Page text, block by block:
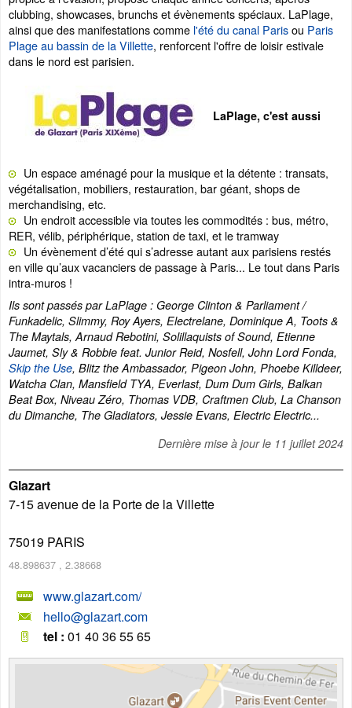
clubbing, showcases, brunchs et évènements spéciaux. LaPlage,
ainsi que des manifestations comme l'été du canal Parisou Paris
Plage au bassin de la Villette, renforcent l'offre de loisir estivale
dans le nord est parisien.
LaPlage, c'est aussi
Un espace aménagé pour la musique et la détente : transats,
végétalisation, mobiliers, restauration, bar géant, shops de
merchandising, etc.
Un endroit accessible via toutes les commodités : bus, métro,
RER, vélib, périphérique, station de taxi, et le tramway
Un évènement d’été qui s’adresse autant aux parisiens restés
en ville qu’aux vacanciers de passage à Paris... Le tout dans Paris
intra-muros !
Ils sont passés par LaPlage : George Clinton & Parliament /
Funkadelic, Slimmy, Roy Ayers, Electrelane, Dominique A, Toots &
The Maytals, Arnaud Rebotini, Solillaquists of Sound, Etienne
Jaumet, Sly & Robbie feat. Junior Reid, Nosfell, John Lord Fonda,
Skip the Use, Blitz the Ambassador, Pigeon John, Phoebe Killdeer,
Watcha Clan, Mansfield TYA, Everlast, Dum Dum Girls, Balkan
Beat Box, Niveau Zéro, Thomas VDB, Craftmen Club, La Chanson
du Dimanche, The Gladiators, Jessie Evans, Electric Electric...
Dernière mise à jour le 11 juillet 2024
Glazart
7-15 avenue de la Porte de la Villette
75019 PARIS
48.898637 , 2.38668
www.glazart.com/
hello@glazart.com
tel : 01 40 36 55 65